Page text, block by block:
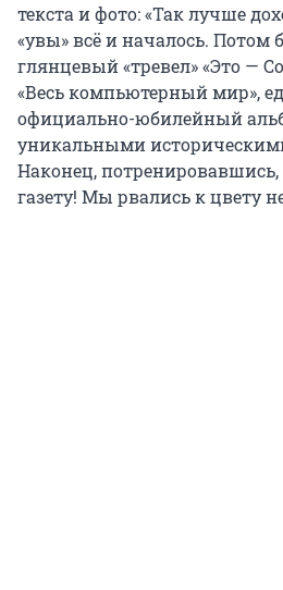
текста и фото: «Так лучше
«увы» всё и началось.
глянцевый «тревел» «Это —
«Весь компьютерный мир»,
официально-юбилейный
уникальными
Наконец,
газету! Мы рвались к цвету